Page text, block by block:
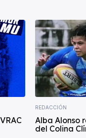
REDACCIÓN
Alba Alonso
del Colina